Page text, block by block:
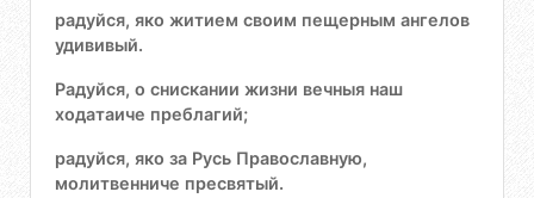
радуйся, яко житием своим пещерным ангелов
удививый.
Радуйся, о снискании жизни вечныя наш
ходатаиче преблагий;
радуйся, яко за Русь Православную,
молитвенниче пресвятый.